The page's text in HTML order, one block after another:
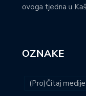
ovoga tjedna u
OZNAKE
(Pro)Čitaj